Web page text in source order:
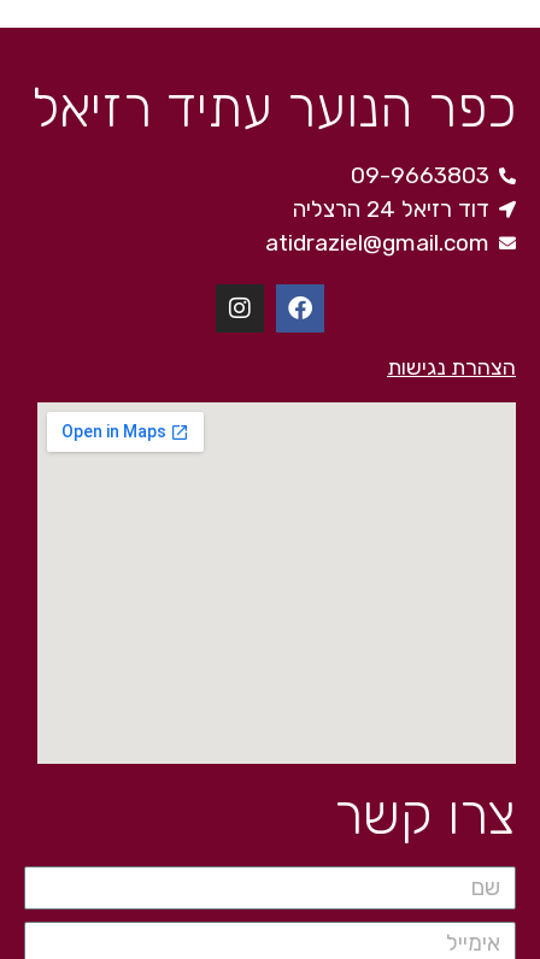
כפר הנוער עתיד רזיאל
09-9663803
דוד רזיאל 24 הרצליה
atidraziel@gmail.com
הצהרת נגישות
צרו קשר